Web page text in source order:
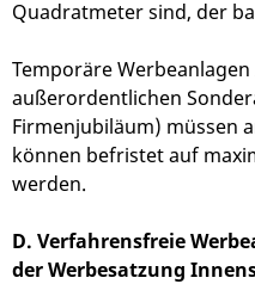
Quadratmeter sind, der
Temporäre
außerordentlichen
Firmenjubiläum) müssen
können befristet auf
werden.
D. Verfahrensfreie
der Werbesatzung